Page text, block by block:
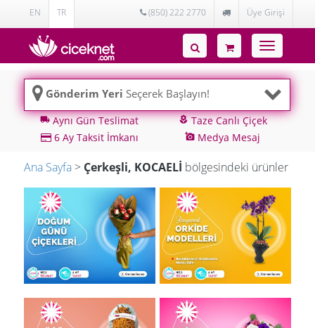
EN TR (850) 222 2770 Üye Girişi
Toggle
navigation
Gönderim Yeri Seçerek Başlayın!
local_shippingAynı Gün Teslimat local_floristTaze Canlı Çiçek
6 Ay Taksit İmkanı
add_a_photo Medya Mesaj
Ana Sayfa > Çerkeşli, KOCAELİ bölgesindeki ürünler